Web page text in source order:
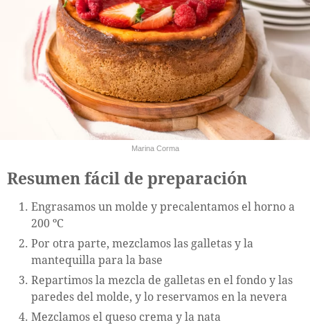
Marina Corma
Resumen fácil de preparación
Engrasamos un molde y precalentamos el horno a
200 ºC
Por otra parte, mezclamos las galletas y la
mantequilla para la base
Repartimos la mezcla de galletas en el fondo y las
paredes del molde, y lo reservamos en la nevera
Mezclamos el queso crema y la nata